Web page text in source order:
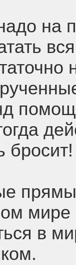
на
бросит!
мире
в